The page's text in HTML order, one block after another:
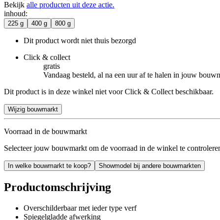
Bekijk alle producten uit deze actie.
inhoud:
225 g 400 g 800 g
Dit product wordt niet thuis bezorgd
Click & collect
gratis
Vandaag besteld, al na een uur af te halen in jouw
Dit product is in deze winkel niet voor Click & Collect beschikbaar.
Wijzig bouwmarkt
Voorraad in de bouwmarkt
Selecteer jouw bouwmarkt om de voorraad in de winkel te
In welke bouwmarkt te koop? Showmodel bij andere bouwmarkten
Productomschrijving
Overschilderbaar met ieder type verf
Spiegelgladde afwerking